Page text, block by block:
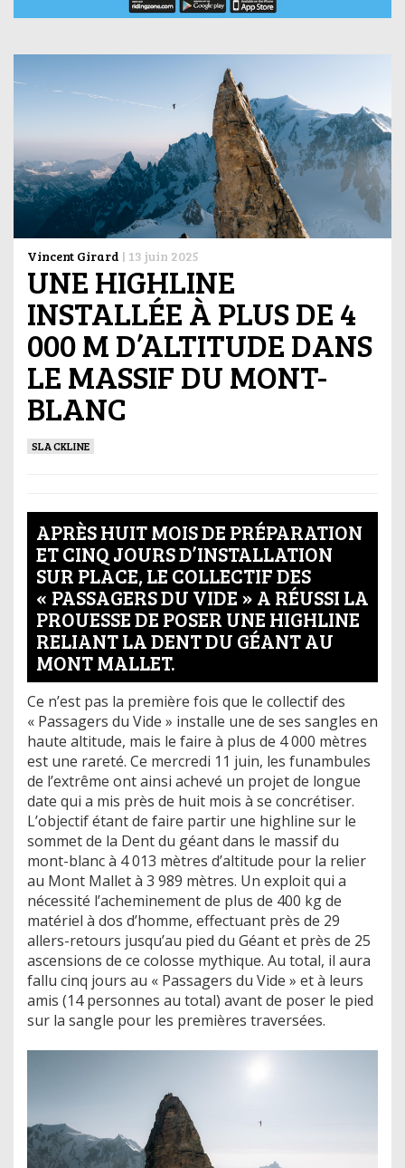
Vincent Girard | 13 juin 2025
UNE HIGHLINE
INSTALLÉE À PLUS DE 4
000 M D’ALTITUDE DANS
LE MASSIF DU MONT-
BLANC
SLACKLINE
APRÈS HUIT MOIS DE PRÉPARATION
ET CINQ JOURS D’INSTALLATION
SUR PLACE, LE COLLECTIF DES
« PASSAGERS DU VIDE » A RÉUSSI LA
PROUESSE DE POSER UNE HIGHLINE
RELIANT LA DENT DU GÉANT AU
MONT MALLET.
Ce n’est pas la première fois que le collectif des
« Passagers du Vide » installe une de ses sangles en
haute altitude, mais le faire à plus de 4 000 mètres
est une rareté. Ce mercredi 11 juin, les funambules
de l’extrême ont ainsi achevé un projet de longue
date qui a mis près de huit mois à se concrétiser.
L’objectif étant de faire partir une highline sur le
sommet de la Dent du géant dans le massif du
mont-blanc à 4 013 mètres d’altitude pour la relier
au Mont Mallet à 3 989 mètres. Un exploit qui a
nécessité l’acheminement de plus de 400 kg de
matériel à dos d’homme, effectuant près de 29
allers-retours jusqu’au pied du Géant et près de 25
ascensions de ce colosse mythique. Au total, il aura
fallu cinq jours au « Passagers du Vide » et à leurs
amis (14 personnes au total) avant de poser le pied
sur la sangle pour les premières traversées.